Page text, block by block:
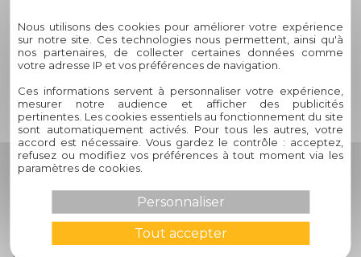
un havre de paix où il fait bon
vivre, grâce à Circelli Habitat.
Contactez-nous pour débuter
cette transformation dès
maintenant.
1. Quels sont les avantages des
pergolas bioclimatiques par
rapport aux pergolas
traditionnelles ?
Nous utilisons des cookies pour améliorer votre expérience
sur notre site. Ces technologies nous permettent, ainsi qu'à
nos partenaires, de collecter certaines données comme
votre adresse IP et vos préférences de navigation.
Ces informations servent à personnaliser votre expérience,
mesurer notre audience et afficher des publicités
pertinentes. Les cookies essentiels au fonctionnement du site
sont automatiquement activés. Pour tous les autres, votre
accord est nécessaire. Vous gardez le contrôle : acceptez,
refusez ou modifiez vos préférences à tout moment via les
paramètres de cookies.
Tout accepter
Personnaliser